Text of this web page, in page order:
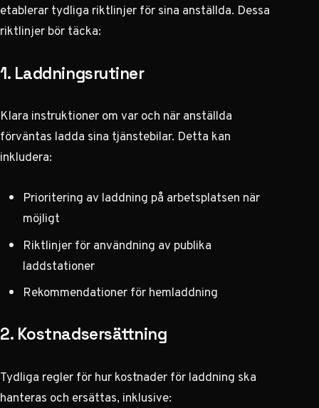
etablerar tydliga riktlinjer för sina anställda. Dessa
riktlinjer bör täcka:
1. Laddningsrutiner
Klara instruktioner om var och när anställda
förväntas ladda sina tjänstebilar. Detta kan
inkludera:
Prioritering av laddning på arbetsplatsen när
möjligt
Riktlinjer för användning av publika
laddstationer
Rekommendationer för hemladdning
2. Kostnadsersättning
Tydliga regler för hur kostnader för laddning ska
hanteras och ersättas, inklusive: